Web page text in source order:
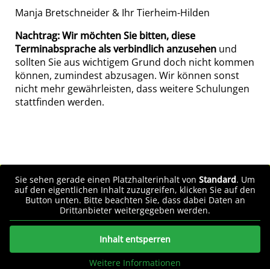
Manja Bretschneider & Ihr Tierheim-Hilden
Nachtrag:Wir möchten Sie bitten, diese
Terminabsprache als verbindlich anzusehen und
sollten Sie aus wichtigem Grund doch nicht kommen
können, zumindest abzusagen. Wir können sonst
nicht mehr gewährleisten, dass weitere Schulungen
stattfinden werden.
Sie sehen gerade einen Platzhalterinhalt von Standard. Um
auf den eigentlichen Inhalt zuzugreifen, klicken Sie auf den
Button unten. Bitte beachten Sie, dass dabei Daten an
Drittanbieter weitergegeben werden.
Inhalt entsperren
Weitere Informationen